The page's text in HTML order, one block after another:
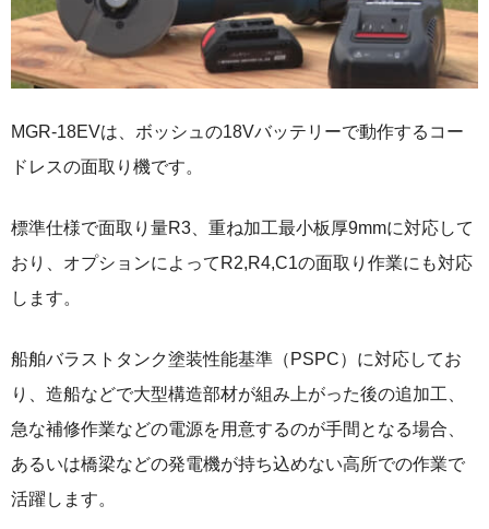
MGR-18EVは、ボッシュの18Vバッテリーで動作するコー
ドレスの面取り機です。
標準仕様で面取り量R3、重ね加工最小板厚9mmに対応して
おり、オプションによってR2,R4,C1の面取り作業にも対応
します。
船舶バラストタンク塗装性能基準（PSPC）に対応してお
り、造船などで大型構造部材が組み上がった後の追加工、
急な補修作業などの電源を用意するのが手間となる場合、
あるいは橋梁などの発電機が持ち込めない高所での作業で
活躍します。